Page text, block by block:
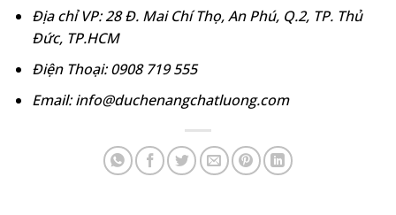
Địa chỉ VP: 28 Đ. Mai Chí Thọ, An Phú, Q.2, TP. Thủ
Đức, TP.HCM
Điện Thoại: 0908 719 555
Email: info@duchenangchatluong.com